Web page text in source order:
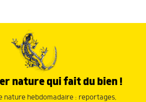
nature qui fait du bien !
nature hebdomadaire : reportages,